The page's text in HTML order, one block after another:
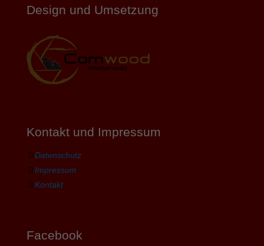
Design und Umsetzung
Kontakt und Impressum
Datenschutz
Impressum
Kontakt
Facebook